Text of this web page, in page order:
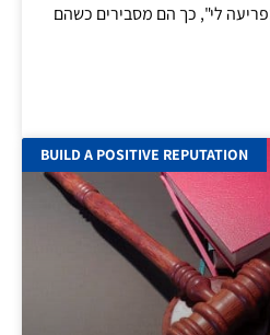
לי", כך הם מסבירים כשהם
BUILD A POSITIVE REPUTATION